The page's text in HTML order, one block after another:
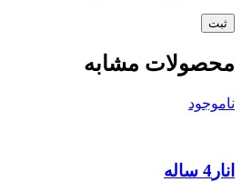
محصولات مشابه
ناموجود
انار4 ساله